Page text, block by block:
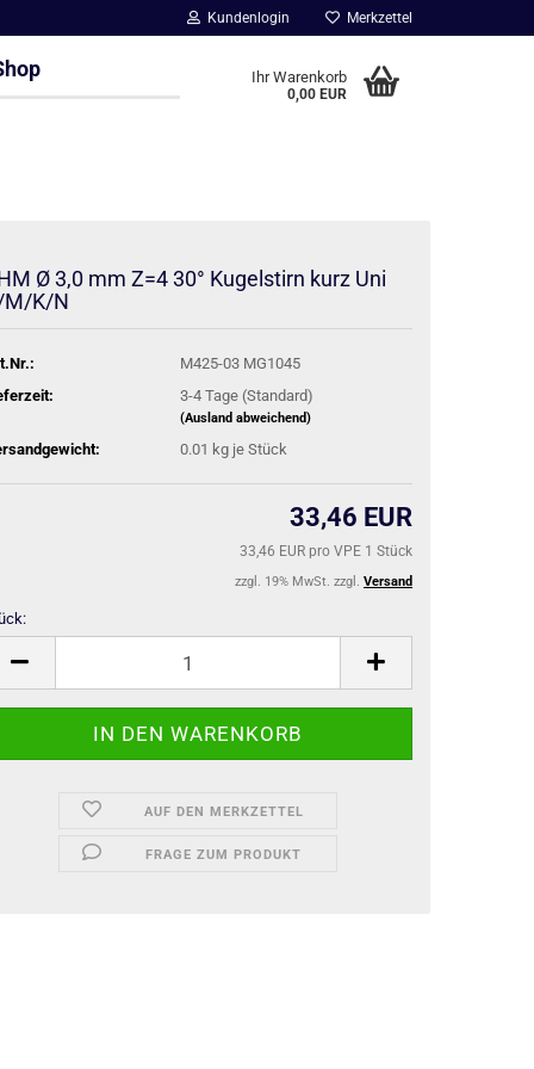
Kundenlogin Merkzettel
Ihr Warenkorb
0,00 EUR
Ø 3,0 mm Z=4 30° Kugelstirn kurz Uni
M/K/N
M425-03 MG1045
3-4 Tage (Standard)
(Ausland abweichend)
0.01 kg je Stück
33,46 EUR
33,46 EUR pro VPE 1 Stück
zzgl. 19% MwSt. zzgl. Versand
AUF DEN MERKZETTEL
FRAGE ZUM PRODUKT